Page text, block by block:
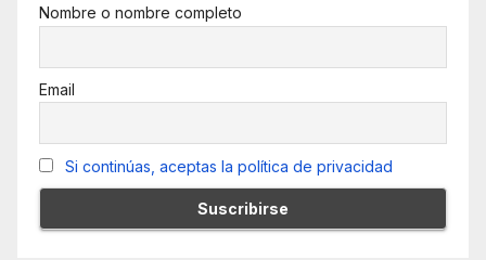
Nombre o nombre completo
Email
Si continúas, aceptas la política de privacidad